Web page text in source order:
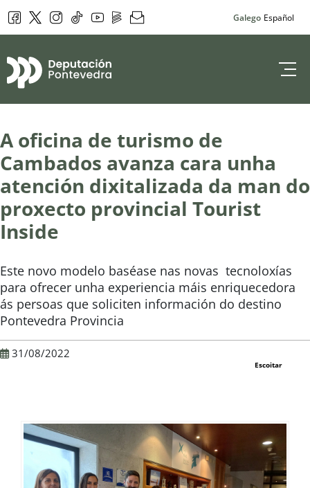
Facebook
Twitter
Instagram
Tik TokYouTube
DepoPlayNewsletter Galego Español
Deputación de
A oficina de turismo de
Cambados avanza cara unha
atención dixitalizada da man do
proxecto provincial Tourist
Inside
Este novo modelo baséase nas novas tecnoloxías
para ofrecer unha experiencia máis enriquecedora
ás persoas que soliciten información do destino
Pontevedra Provincia
31/08/2022
Escoitar